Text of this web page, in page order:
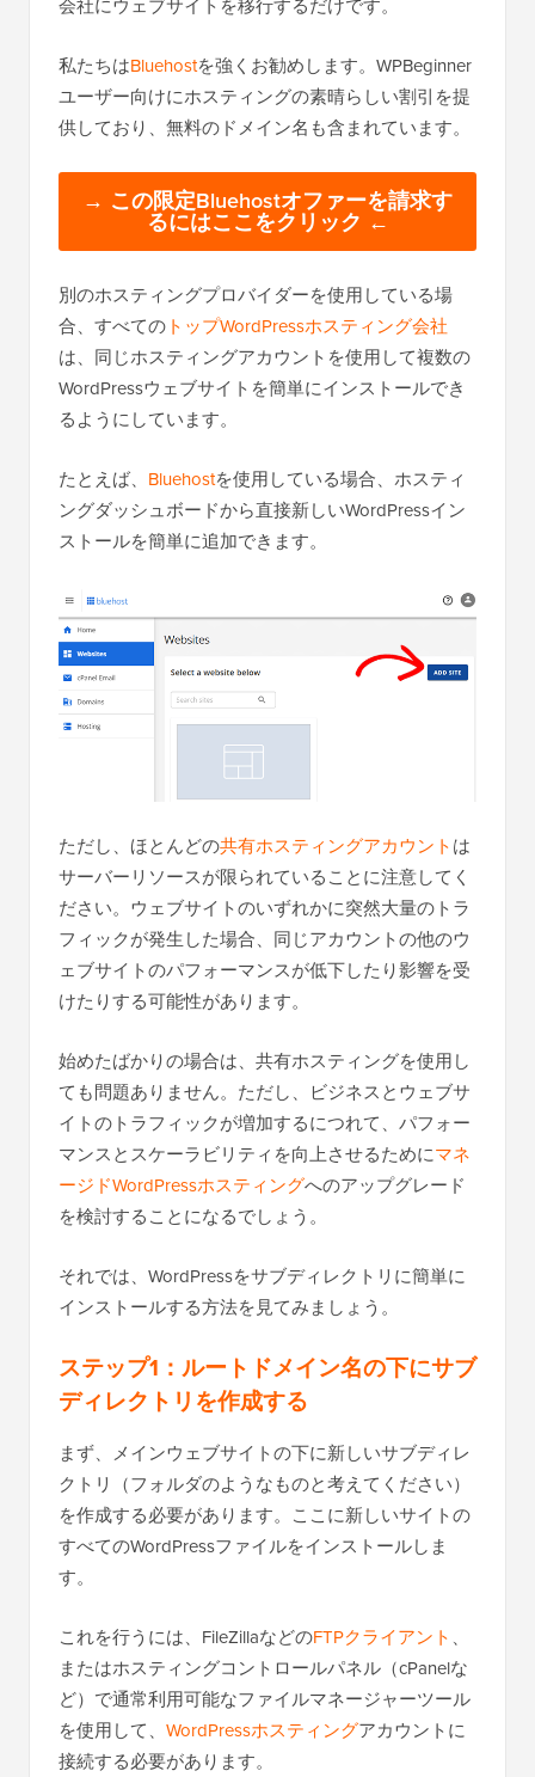
会社にウェブサイトを移行するだけです。
私たちはBluehostを強くお勧めします。WPBeginner
ユーザー向けにホスティングの素晴らしい割引を提
供しており、無料のドメイン名も含まれています。
→ この限定Bluehostオファーを請求す
るにはここをクリック ←
別のホスティングプロバイダーを使用している場
合、すべての トップWordPressホスティング会社
は、同じホスティングアカウントを使用して複数の
WordPressウェブサイトを簡単にインストールでき
るようにしています。
たとえば、 Bluehostを使用している場合、ホスティ
ングダッシュボードから直接新しいWordPressイン
ストールを簡単に追加できます。
ただし、ほとんどの共有ホスティングアカウントは
サーバーリソースが限られていることに注意してく
ださい。ウェブサイトのいずれかに突然大量のトラ
フィックが発生した場合、同じアカウントの他のウ
ェブサイトのパフォーマンスが低下したり影響を受
けたりする可能性があります。
始めたばかりの場合は、共有ホスティングを使用し
ても問題ありません。ただし、ビジネスとウェブサ
イトのトラフィックが増加するにつれて、パフォー
マンスとスケーラビリティを向上させるためにマネ
ージドWordPressホスティングへのアップグレード
を検討することになるでしょう。
それでは、WordPressをサブディレクトリに簡単に
インストールする方法を見てみましょう。
ステップ1：ルートドメイン名の下にサブ
ディレクトリを作成する
まず、メインウェブサイトの下に新しいサブディレ
クトリ（フォルダのようなものと考えてください）
を作成する必要があります。ここに新しいサイトの
すべてのWordPressファイルをインストールしま
す。
これを行うには、FileZillaなどのFTPクライアント 、
またはホスティングコントロールパネル（cPanelな
ど）で通常利用可能なファイルマネージャーツール
を使用して、 WordPressホスティングアカウントに
接続する必要があります。